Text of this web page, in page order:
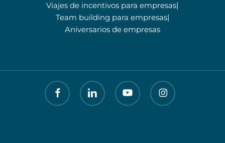
Viajes de incentivos para empresas|
Team building para empresas|
Aniversarios de empresas
facebook linkedin youtube instagram